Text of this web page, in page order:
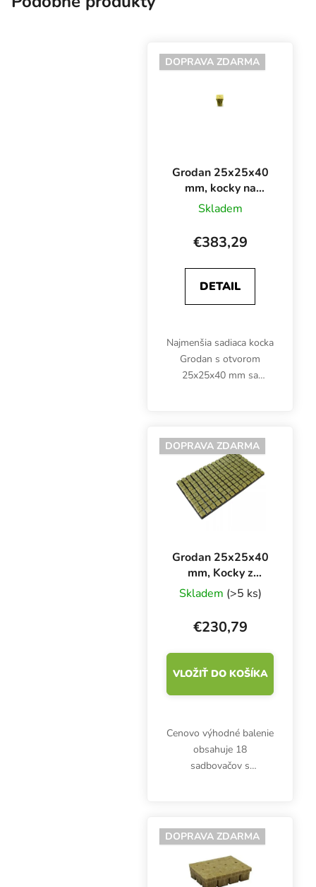
DOPRAVA ZDARMA
Grodan 25x25x40
mm, kocky na
sadenie z
otvorom, BOX
6000 ks
Skladem
€383,29
DETAIL
Najmenšia sadiaca kocka
Grodan s otvorom
25x25x40 mm sa
vlna Rockwool s
vynikajúcim pomerom
vzduch/voda....
DOPRAVA ZDARMA
Grodan 25x25x40
mm, Kocky z
kamennej vlny s
otvorom a
kvetináčom 150
ks, BOX 18 ks
Skladem (>5 ks)
€230,79
VLOŽIŤ DO KOŠÍKA
Cenovo výhodné balenie
obsahuje 18
sadbovačov s
Ideálne médium na
zakorenenie sadeníc a
odrezkov. Minerálna
vlna s...
DOPRAVA ZDARMA